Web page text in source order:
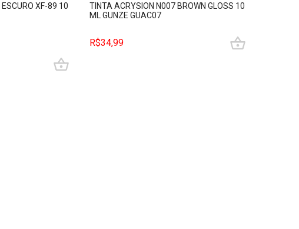
XF-89 10
TINTA ACRYSION N007 BROWN GLOSS 10
ML GUNZE GUAC07
R$34,99